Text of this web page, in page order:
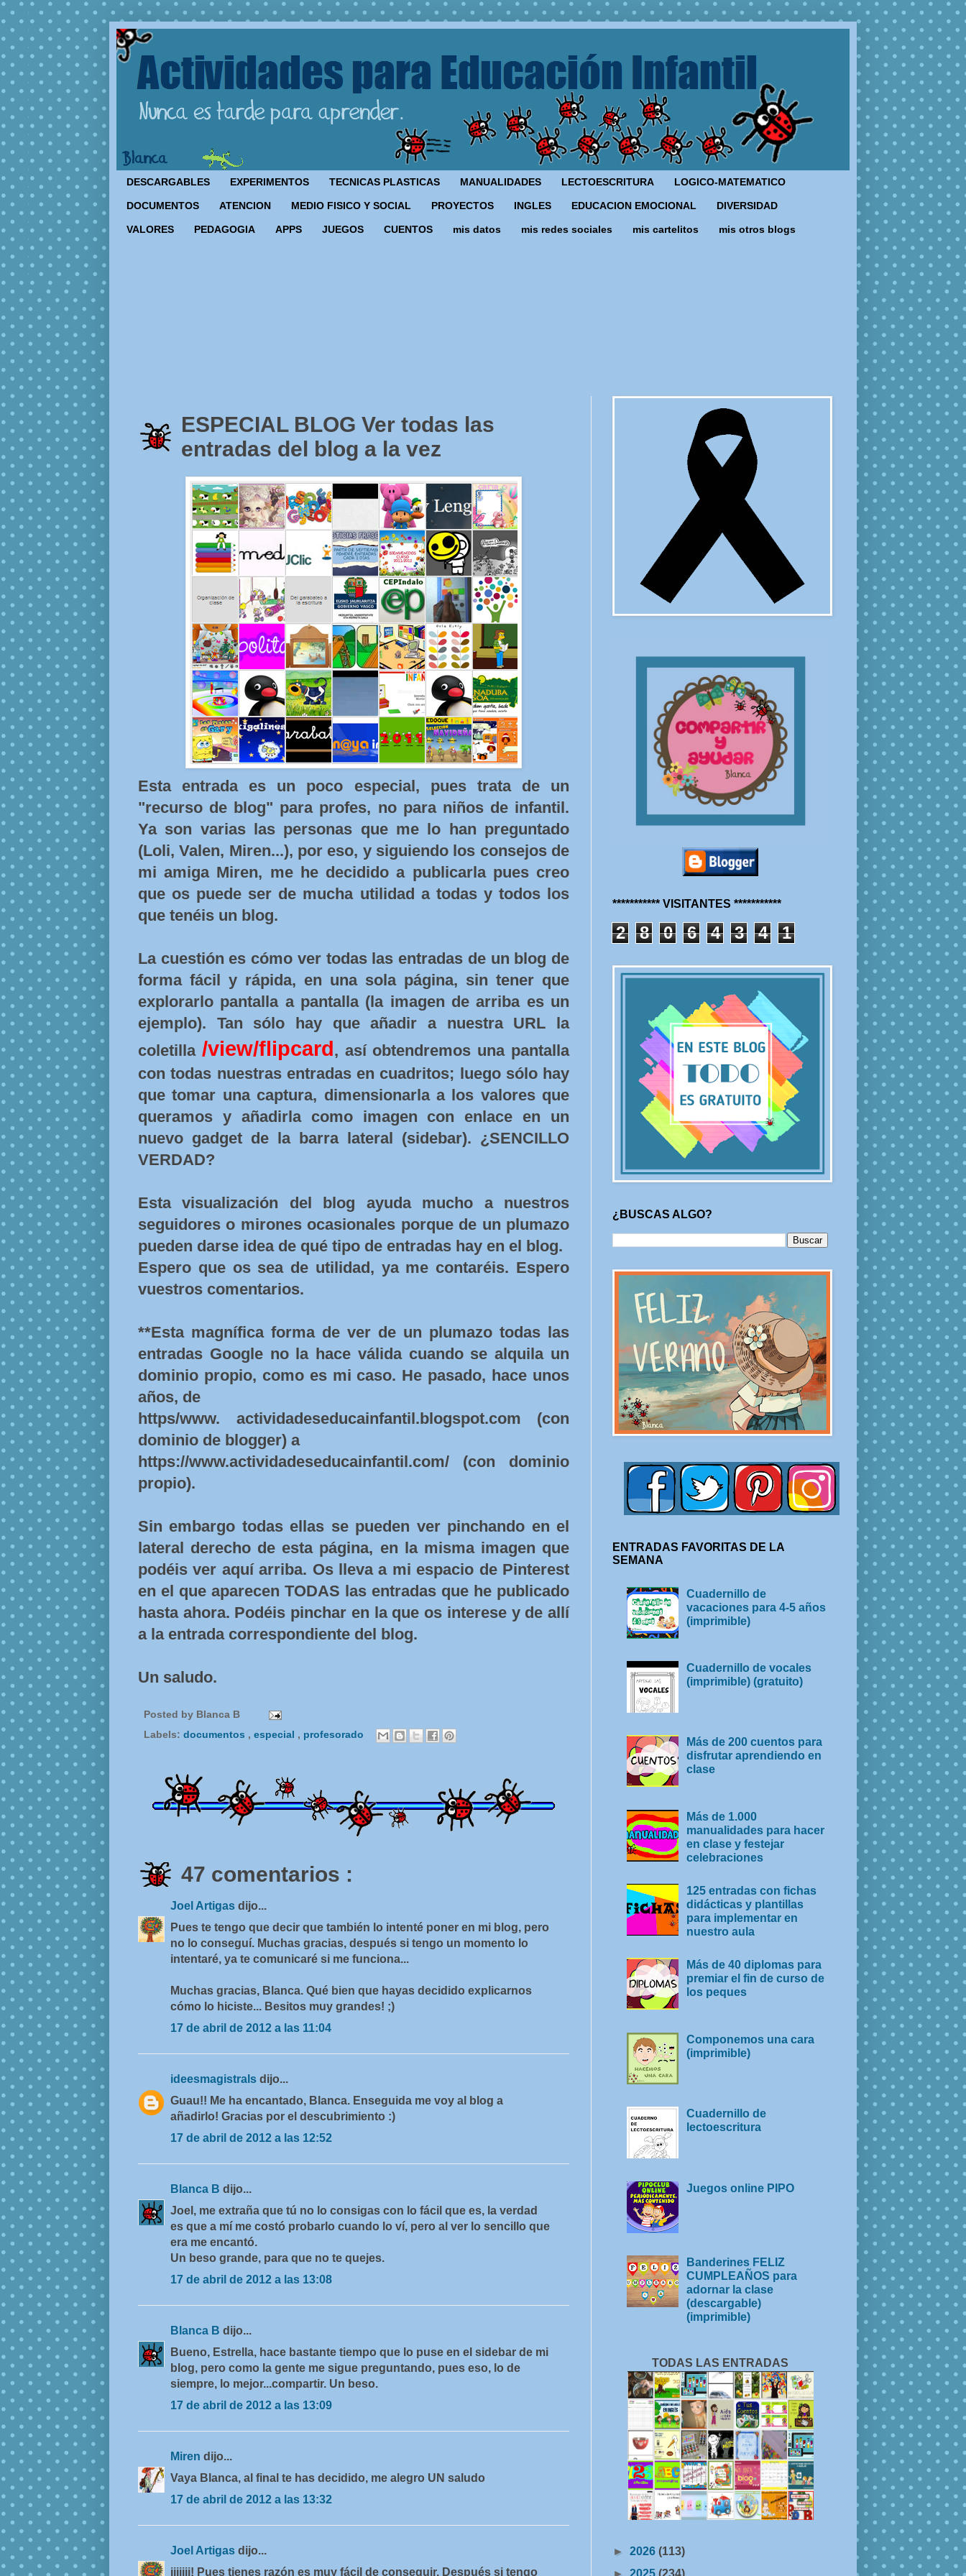
DESCARGABLES EXPERIMENTOS TECNICAS PLASTICAS MANUALIDADES LECTOESCRITURA LOGICO-MATEMATICO
DOCUMENTOS ATENCION MEDIO FISICO Y SOCIAL PROYECTOS INGLES EDUCACION EMOCIONAL DIVERSIDAD
VALORES PEDAGOGIA APPS JUEGOS CUENTOS mis datos mis redes sociales mis cartelitos mis otros blogs
ESPECIAL BLOG Ver todas las
entradas del blog a la vez
Esta entrada es un poco especial, pues trata de un
"recurso de blog" para profes, no para niños de infantil.
Ya son varias las personas que me lo han preguntado
(Loli, Valen, Miren...), por eso, y siguiendo los consejos de
mi amiga Miren, me he decidido a publicarla pues creo
que os puede ser de mucha utilidad a todas y todos los
que tenéis un blog.
La cuestión es cómo ver todas las entradas de un blog de
forma fácil y rápida, en una sola página, sin tener que
explorarlo pantalla a pantalla (la imagen de arriba es un
ejemplo). Tan sólo hay que añadir a nuestra URL la
coletilla /view/flipcard , así obtendremos una pantalla
con todas nuestras entradas en cuadritos; luego sólo hay
que tomar una captura, dimensionarla a los valores que
queramos y añadirla como imagen con enlace en un
nuevo gadget de la barra lateral (sidebar). ¿SENCILLO
VERDAD?
Esta visualización del blog ayuda mucho a nuestros
seguidores o mirones ocasionales porque de un plumazo
pueden darse idea de qué tipo de entradas hay en el blog.
Espero que os sea de utilidad, ya me contaréis. Espero
vuestros comentarios.
**Esta magnífica forma de ver de un plumazo todas las
entradas Google no la hace válida cuando se alquila un
dominio propio, como es mi caso. He pasado, hace unos
años, de
https/www. actividadeseducainfantil.blogspot.com (con
dominio de blogger) a
https://www.actividadeseducainfantil.com/ (con dominio
propio).
Sin embargo todas ellas se pueden ver pinchando en el
lateral derecho de esta página, en la misma imagen que
podéis ver aquí arriba. Os lleva a mi espacio de Pinterest
en el que aparecen TODAS las entradas que he publicado
hasta ahora. Podéis pinchar en la que os interese y de allí
a la entrada correspondiente del blog.
Un saludo.
Posted by Blanca B
Labels: documentos , especial , profesorado
47 comentarios :
Joel Artigas dijo...
Pues te tengo que decir que también lo intenté poner en mi blog, pero
no lo conseguí. Muchas gracias, después si tengo un momento lo
intentaré, ya te comunicaré si me funciona...
Muchas gracias, Blanca. Qué bien que hayas decidido explicarnos
cómo lo hiciste... Besitos muy grandes! ;)
17 de abril de 2012 a las 11:04
ideesmagistrals dijo...
Guau!! Me ha encantado, Blanca. Enseguida me voy al blog a
añadirlo! Gracias por el descubrimiento :)
17 de abril de 2012 a las 12:52
Blanca B dijo...
Joel, me extraña que tú no lo consigas con lo fácil que es, la verdad
es que a mí me costó probarlo cuando lo ví, pero al ver lo sencillo que
era me encantó.
Un beso grande, para que no te quejes.
17 de abril de 2012 a las 13:08
Blanca B dijo...
Bueno, Estrella, hace bastante tiempo que lo puse en el sidebar de mi
blog, pero como la gente me sigue preguntando, pues eso, lo de
siempre, lo mejor...compartir. Un beso.
17 de abril de 2012 a las 13:09
Miren dijo...
Vaya Blanca, al final te has decidido, me alegro UN saludo
17 de abril de 2012 a las 13:32
Joel Artigas dijo...
jijijij! Pues tienes razón es muy fácil de conseguir. Después si tengo
*********** VISITANTES ***********
2 8 0 6 4 3 4 1
¿BUSCAS ALGO?
ENTRADAS FAVORITAS DE LA
SEMANA
Cuadernillo de
vacaciones para 4-5 años
(imprimible)
Cuadernillo de vocales
(imprimible) (gratuito)
Más de 200 cuentos para
disfrutar aprendiendo en
clase
Más de 1.000
manualidades para hacer
en clase y festejar
celebraciones
125 entradas con fichas
didácticas y plantillas
para implementar en
nuestro aula
Más de 40 diplomas para
premiar el fin de curso de
los peques
Componemos una cara
(imprimible)
Cuadernillo de
lectoescritura
Juegos online PIPO
Banderines FELIZ
CUMPLEAÑOS para
adornar la clase
(descargable)
(imprimible)
TODAS LAS ENTRADAS
► 2026 (113)